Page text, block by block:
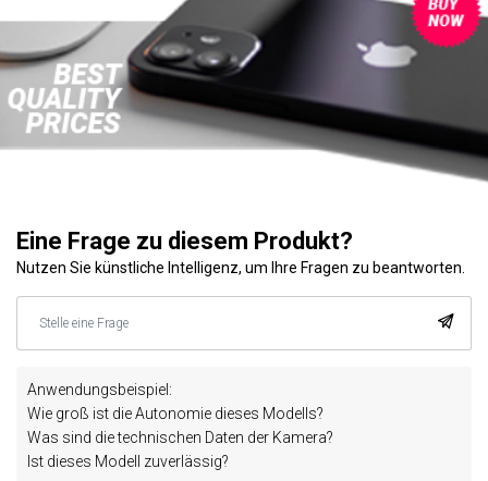
Eine Frage zu diesem Produkt?
Nutzen Sie künstliche Intelligenz, um Ihre Fragen zu beantworten.
Anwendungsbeispiel:
Wie groß ist die Autonomie dieses Modells?
Was sind die technischen Daten der Kamera?
Ist dieses Modell zuverlässig?